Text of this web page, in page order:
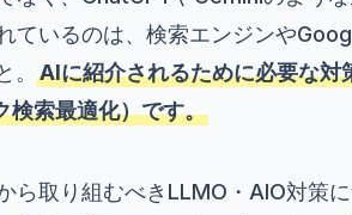
ているのは、検索エンジンや
AIに紹介されるために必要な
検索最適化）です。
ら取り組むべきLLMO・AIO対策